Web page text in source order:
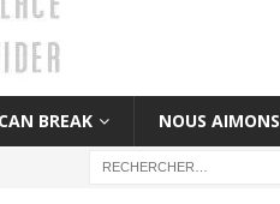
BREAK NOUS AIMONS